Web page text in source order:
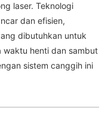
laser. Teknologi
dan efisien,
dibutuhkan untuk
waktu henti dan sambut
sistem canggih ini